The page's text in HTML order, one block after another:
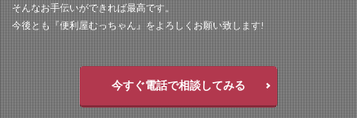
そんなお手伝いができれば最高です。
今後とも『便利屋むっちゃん』をよろしくお願い致します!
今すぐ電話で相談してみる